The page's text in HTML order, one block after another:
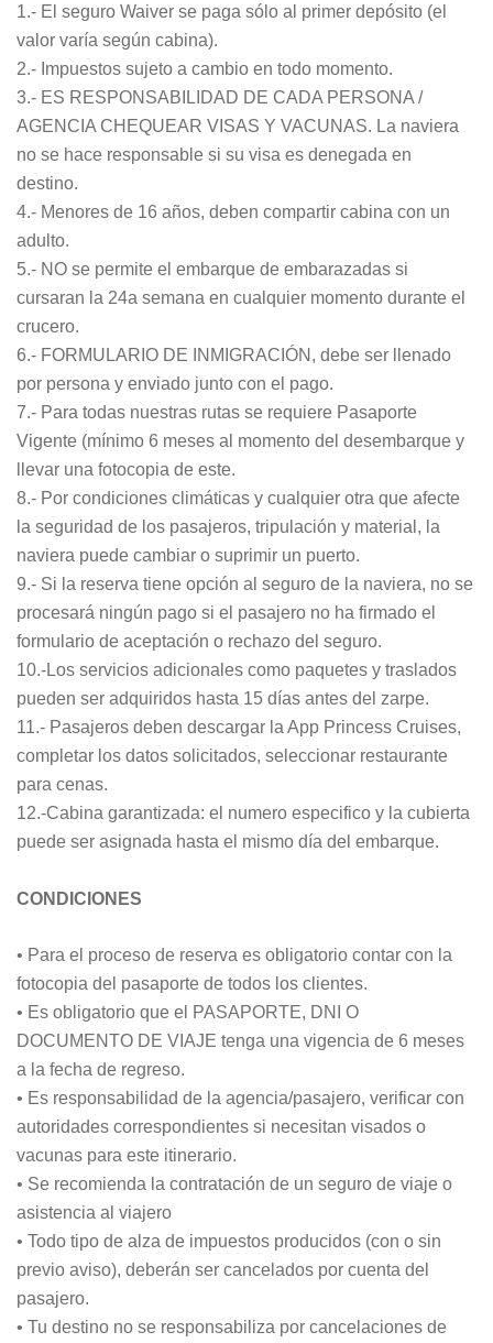
1.- El seguro Waiver se paga sólo al primer depósito (el
valor varía según cabina).
2.- Impuestos sujeto a cambio en todo momento.
3.- ES RESPONSABILIDAD DE CADA PERSONA /
AGENCIA CHEQUEAR VISAS Y VACUNAS. La naviera
no se hace responsable si su visa es denegada en
destino.
4.- Menores de 16 años, deben compartir cabina con un
adulto.
5.- NO se permite el embarque de embarazadas si
cursaran la 24a semana en cualquier momento durante el
crucero.
6.- FORMULARIO DE INMIGRACIÓN, debe ser llenado
por persona y enviado junto con el pago.
7.- Para todas nuestras rutas se requiere Pasaporte
Vigente (mínimo 6 meses al momento del desembarque y
llevar una fotocopia de este.
8.- Por condiciones climáticas y cualquier otra que afecte
la seguridad de los pasajeros, tripulación y material, la
naviera puede cambiar o suprimir un puerto.
9.- Si la reserva tiene opción al seguro de la naviera, no se
procesará ningún pago si el pasajero no ha firmado el
formulario de aceptación o rechazo del seguro.
10.-Los servicios adicionales como paquetes y traslados
pueden ser adquiridos hasta 15 días antes del zarpe.
11.- Pasajeros deben descargar la App Princess Cruises,
completar los datos solicitados, seleccionar restaurante
para cenas.
12.-Cabina garantizada: el numero especifico y la cubierta
puede ser asignada hasta el mismo día del embarque.
CONDICIONES
• Para el proceso de reserva es obligatorio contar con la
fotocopia del pasaporte de todos los clientes.
• Es obligatorio que el PASAPORTE, DNI O
DOCUMENTO DE VIAJE tenga una vigencia de 6 meses
a la fecha de regreso.
• Es responsabilidad de la agencia/pasajero, verificar con
autoridades correspondientes si necesitan visados o
vacunas para este itinerario.
• Se recomienda la contratación de un seguro de viaje o
asistencia al viajero
• Todo tipo de alza de impuestos producidos (con o sin
previo aviso), deberán ser cancelados por cuenta del
pasajero.
• Tu destino no se responsabiliza por cancelaciones de